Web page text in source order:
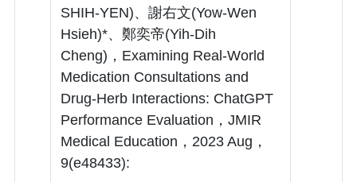
SHIH-YEN)、謝右文(Yow-Wen
Hsieh)*、鄭奕帝(Yih-Dih
Cheng)，Examining Real-World
Medication Consultations and
Drug-Herb Interactions: ChatGPT
Performance Evaluation，JMIR
Medical Education，2023 Aug，
9(e48433):